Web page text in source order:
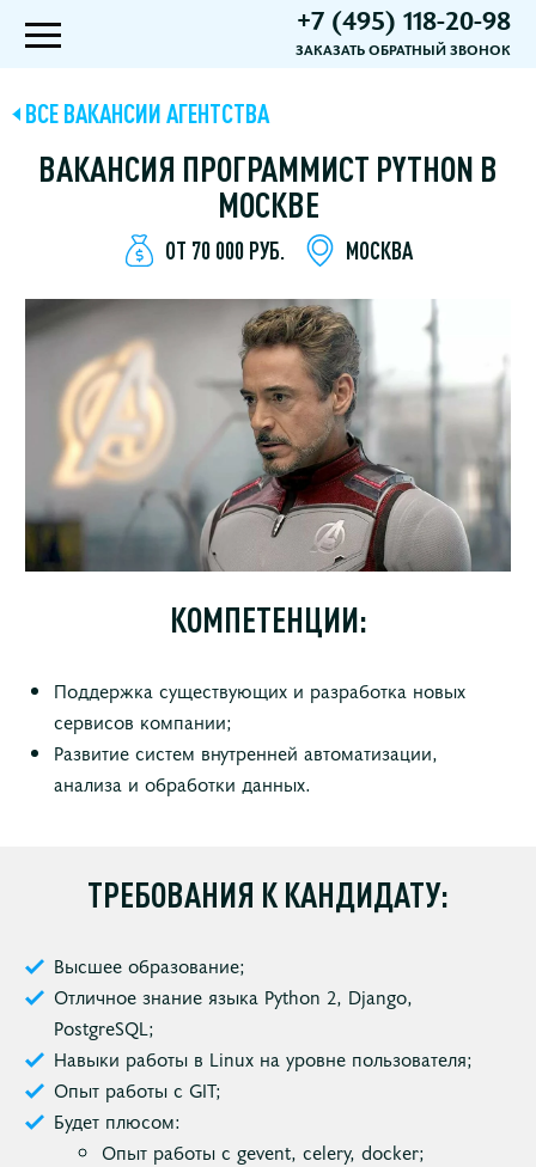
+7 (495) 118-20-98
ЗАКАЗАТЬ ОБРАТНЫЙ ЗВОНОК
ВСЕ ВАКАНСИИ АГЕНТСТВА
ВАКАНСИЯ ПРОГРАММИСТ PYTHON В
МОСКВЕ
ОТ 70 000 РУБ. МОСКВА
КОМПЕТЕНЦИИ:
Поддержка существующих и разработка новых
сервисов компании;
Развитие систем внутренней автоматизации,
анализа и обработки данных.
ТРЕБОВАНИЯ К КАНДИДАТУ:
Высшее образование;
Отличное знание языка Python 2, Django,
PostgreSQL;
Навыки работы в Linux на уровне пользователя;
Опыт работы с GIT;
Будет плюсом:
Опыт работы с gevent, celery, docker;